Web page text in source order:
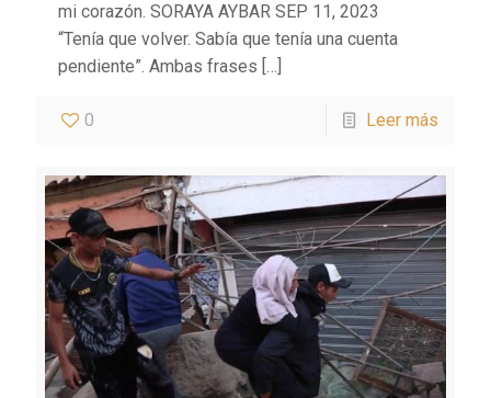
mi corazón. SORAYA AYBAR SEP 11, 2023
“Tenía que volver. Sabía que tenía una cuenta
pendiente”. Ambas frases […]
0 Leer más